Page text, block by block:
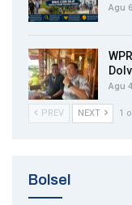
Agu
Agu
PREV NEXT 1
Bolsel